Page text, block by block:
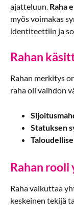
ajatteluun. Raha
myös voimakas
identiteettiin ja
Rahan
Rahan merkitys
raha oli vaihdon
Statuksen
Rahan rooli
Raha vaikuttaa
keskeinen tekijä